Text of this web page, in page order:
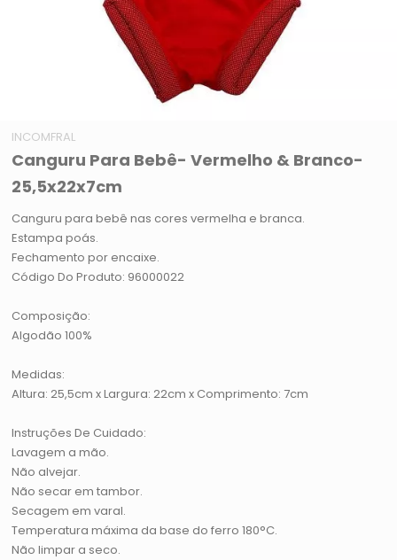
INCOMFRAL
Canguru Para Bebê- Vermelho & Branco-
25,5x22x7cm
Canguru para bebê nas cores vermelha e branca.
Estampa poás.
Fechamento por encaixe.
Código Do Produto: 96000022
Composição:
Algodão 100%
Medidas:
Altura: 25,5cm x Largura: 22cm x Comprimento: 7cm
Instruções De Cuidado:
Lavagem a mão.
Não alvejar.
Não secar em tambor.
Secagem em varal.
Temperatura máxima da base do ferro 180°C.
Não limpar a seco.